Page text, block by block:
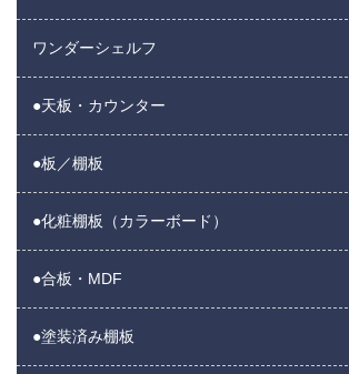
ワンダーシェルフ
●天板・カウンター
●板／棚板
●化粧棚板（カラーボード）
●合板・MDF
●塗装済み棚板